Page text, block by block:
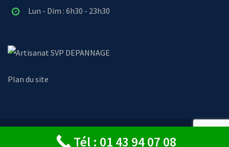
Lun - Dim : 6h30 - 23h30
SVP DEPANNAGE
Plan du site
© Copyright 2024 - SVP Dépannage
Tél : 01 43 94 07 08